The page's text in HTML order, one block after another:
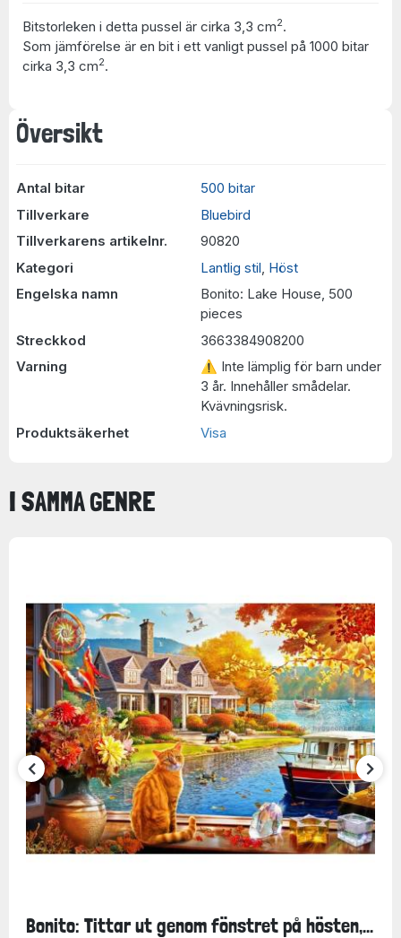
Översikt
Antal bitar
500 bitar
Tillverkare
Bluebird
Tillverkarens artikelnr.
90820
Kategori
Lantlig stil Höst
Engelska namn
Bonito: Lake House, 500
pieces
Streckkod
3663384908200
Varning
⚠ Inte lämplig för barn under
3 år. Innehåller smådelar.
Kvävningsrisk.
Produktsäkerhet
Visa
Bitstorleken i detta pussel är cirka 3,3 cm2.
Som jämförelse är en bit i ett vanligt pussel på 1000 bitar
cirka 3,3 cm2.
I SAMMA GENRE
Bonito: Tittar ut genom fönstret på hösten,...